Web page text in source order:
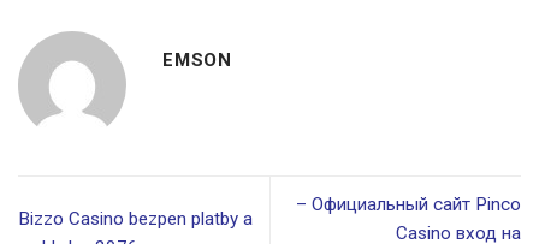
EMSON
Bizzo Casino bezpen platby a
– Официальный сайт Pinco
Casino вход на